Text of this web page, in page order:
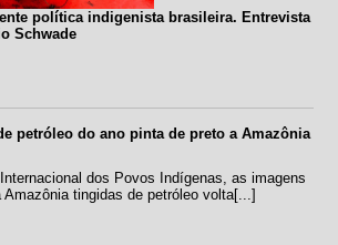
política indigenista brasileira. Entrevista
Schwade
petróleo do ano pinta de preto a Amazônia
dos Povos Indígenas, as imagens
Amazônia tingidas de petróleo volta[...]